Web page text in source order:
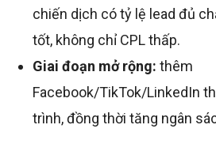
chiến dịch có tỷ lệ lead đủ
tốt, không chỉ CPL thấp.
Giai đoạn mở rộng: thêm
Facebook/TikTok/LinkedIn
trình, đồng thời tăng ngân